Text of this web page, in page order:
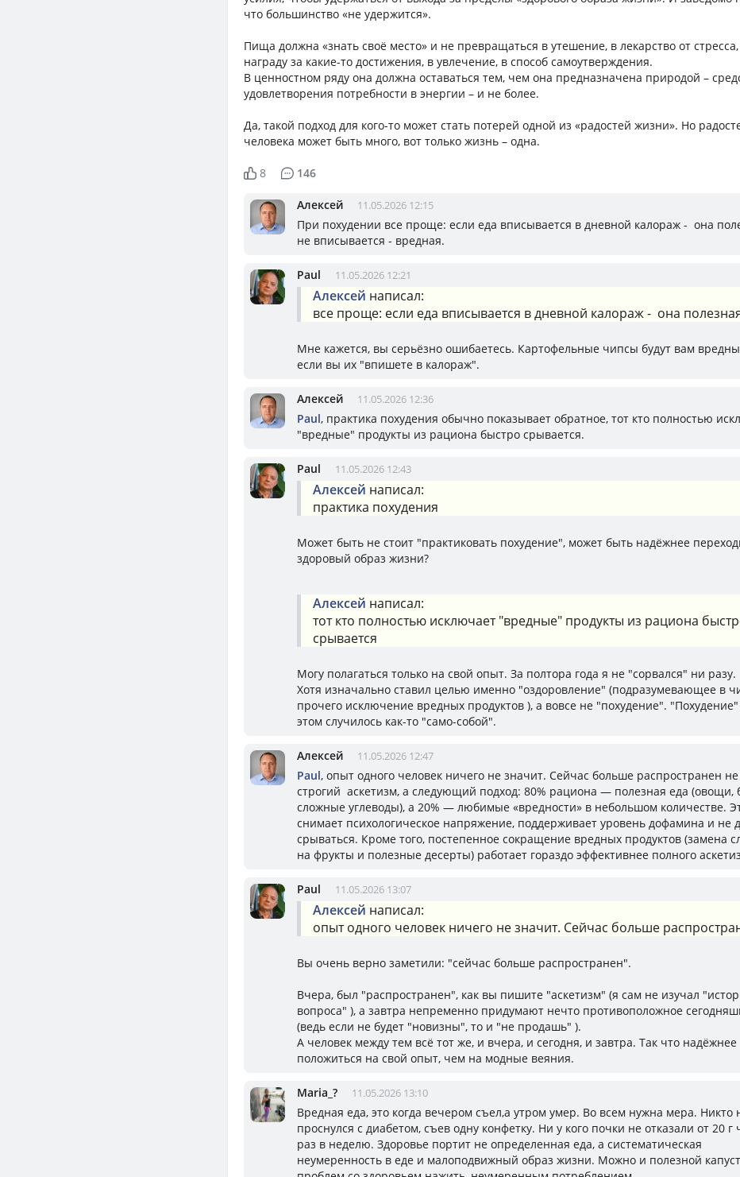
что большинство «не удержится».
Пища должна «знать своё место» и не превращаться в утешение, в лекарство от
награду за какие-то достижения, в увлечение, в способ самоутверждения.
В ценностном ряду она должна оставаться тем, чем она предназначена природой –
удовлетворения потребности в энергии – и не более.
Да, такой подход для кого-то может стать потерей одной из «радостей жизни». Но
человека может быть много, вот только жизнь – одна.
8 146
Алексей 11.05.2026 12:15
При похудении все проще: если еда вписывается в дневной калораж - она
не вписывается - вредная.
Paul 11.05.2026 12:21
Алексей написал:
все проще: если еда вписывается в дневной калораж - она
Мне кажется, вы серьёзно ошибаетесь. Картофельные чипсы будут вам
если вы их "впишете в калораж".
Алексей 11.05.2026 12:36
Paul, практика похудения обычно показывает обратное, тот кто полностью
"вредные" продукты из рациона быстро срывается.
Paul 11.05.2026 12:43
Алексей написал:
практика похудения
Может быть не стоит "практиковать похудение", может быть надёжнее
здоровый образ жизни?
Алексей написал:
тот кто полностью исключает "вредные" продукты из рациона
срывается
Могу полагаться только на свой опыт. За полтора года я не "сорвался" ни разу.
Хотя изначально ставил целью именно "оздоровление" (подразумевающее в
прочего исключение вредных продуктов ), а вовсе не "похудение".
этом случилось как-то "само-собой".
Алексей 11.05.2026 12:47
Paul, опыт одного человек ничего не значит. Сейчас больше распространен не
строгий аскетизм, а следующий подход: 80% рациона — полезная еда (овощи,
сложные углеводы), а 20% — любимые «вредности» в небольшом количестве.
снимает психологическое напряжение, поддерживает уровень дофамина и не
срываться. Кроме того, постепенное сокращение вредных продуктов (замена
на фрукты и полезные десерты) работает гораздо эффективнее полного
Paul 11.05.2026 13:07
Алексей написал:
опыт одного человек ничего не значит. Сейчас больше
Вы очень верно заметили: "сейчас больше распространен".
Вчера, был "распространен", как вы пишите "аскетизм" (я сам не изучал
вопроса" ), а завтра непременно придумают нечто противоположное
(ведь если не будет "новизны", то и "не продашь" ).
А человек между тем всё тот же, и вчера, и сегодня, и завтра. Так что надёжнее
положиться на свой опыт, чем на модные веяния.
Mariа_? 11.05.2026 13:10
Вредная еда, это когда вечером съел,а утром умер. Во всем нужна мера. Никто
проснулся с диабетом, съев одну конфетку. Ни у кого почки не отказали от 20 г
раз в неделю. Здоровье портит не определенная еда, а систематическая
неумеренность в еде и малоподвижный образ жизни. Можно и полезной